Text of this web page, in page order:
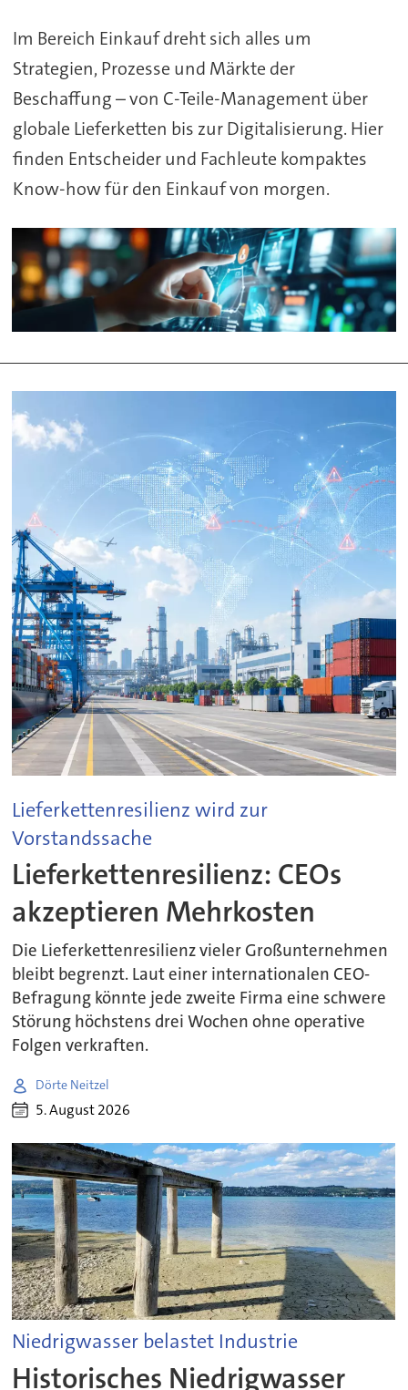
Im Bereich Einkauf dreht sich alles um
Strategien, Prozesse und Märkte der
Beschaffung – von C-Teile-Management über
globale Lieferketten bis zur Digitalisierung. Hier
finden Entscheider und Fachleute kompaktes
Know-how für den Einkauf von morgen.
Lieferkettenresilienz wird zur
Vorstandssache
Lieferkettenresilienz: CEOs
akzeptieren Mehrkosten
Die Lieferkettenresilienz vieler Großunternehmen
bleibt begrenzt. Laut einer internationalen CEO-
Befragung könnte jede zweite Firma eine schwere
Störung höchstens drei Wochen ohne operative
Folgen verkraften.
Dörte Neitzel
5. August 2026
Niedrigwasser belastet Industrie
Historisches Niedrigwasser